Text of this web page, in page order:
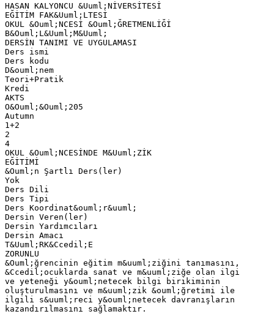
HASAN KALYONCU &Uuml;NİVERSİTESİ
EĞİTİM FAK&Uuml;LTESİ
OKUL &Ouml;NCESİ &Ouml;ĞRETMENLİĞİ
B&Ouml;L&Uuml;M&Uuml;
DERSİN TANIMI VE UYGULAMASI
Ders ismi
Ders kodu
D&ouml;nem
Teori+Pratik
Kredi
AKTS
O&Ouml;&Ouml;205
Autumn
1+2
2
4
OKUL &Ouml;NCESİNDE M&Uuml;ZİK
EĞİTİMİ
&Ouml;n Şartlı Ders(ler)
Yok
Ders Dili
Ders Tipi
Ders Koordinat&ouml;r&uuml;
Dersin Veren(ler)
Dersin Yardımcıları
Dersin Amacı
T&Uuml;RK&Ccedil;E
ZORUNLU
&Ouml;ğrencinin eğitim m&uuml;ziğini tanımasını,
&Ccedil;ocuklarda sanat ve m&uuml;ziğe olan ilgi
ve yeteneği y&ouml;netecek bilgi birikiminin
oluşturulmasını ve m&uuml;zik &ouml;ğretimi ile
ilgili s&uuml;reci y&ouml;netecek davranışların
kazandırılmasını sağlamaktır.